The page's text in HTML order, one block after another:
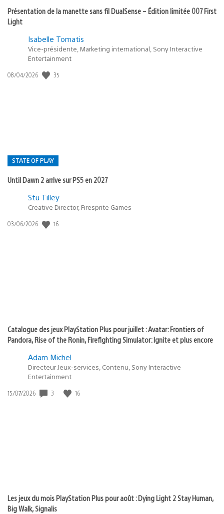
Présentation de la manette sans fil DualSense – Édition limitée 007 First
Light
Isabelle Tomatis
Vice-présidente, Marketing international, Sony Interactive
Entertainment
Date
08/04/2026 35
STATE OF PLAY
Until Dawn 2 arrive sur PS5 en 2027
Postée
:
Stu Tilley
Creative Director, Firesprite Games
Date
03/06/2026 16
Catalogue des jeux PlayStation Plus pour juillet : Avatar: Frontiers of
Pandora, Rise of the Ronin, Firefighting Simulator: Ignite et plus encore
Adam Michel
Directeur Jeux-services, Contenu, Sony Interactive
Entertainment
Date
15/07/2026 3 16
Les jeux du mois PlayStation Plus pour août : Dying Light 2 Stay Human,
Big Walk, Signalis